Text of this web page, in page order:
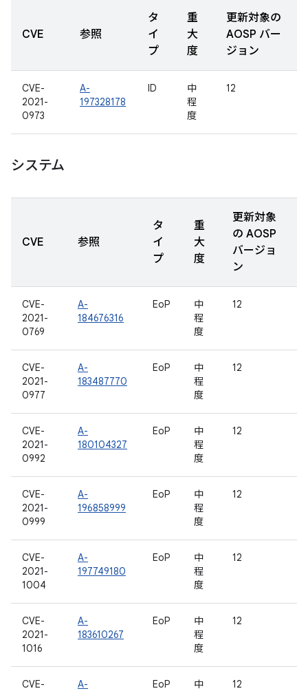
CVE 参照
タ
イ
プ
重
大
度
更新対象の
AOSP バー
ジョン
CVE-
2021-
0973
A-
197328178
ID
中
程
度
12
システム
CVE 参照
タ
イ
プ
重
大
度
更新対象
の AOSP
バージョ
ン
CVE-
2021-
0769
A-
184676316
EoP
中
程
度
12
CVE-
2021-
0977
A-
183487770
EoP
中
程
度
12
CVE-
2021-
0992
A-
180104327
EoP
中
程
度
12
CVE-
2021-
0999
A-
196858999
EoP
中
程
度
12
CVE-
2021-
1004
A-
197749180
EoP
中
程
度
12
CVE-
2021-
1016
A-
183610267
EoP
中
程
度
12
CVE-
A-
EoP
中
12